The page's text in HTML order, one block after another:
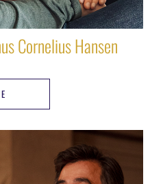
Cornelius Hansen